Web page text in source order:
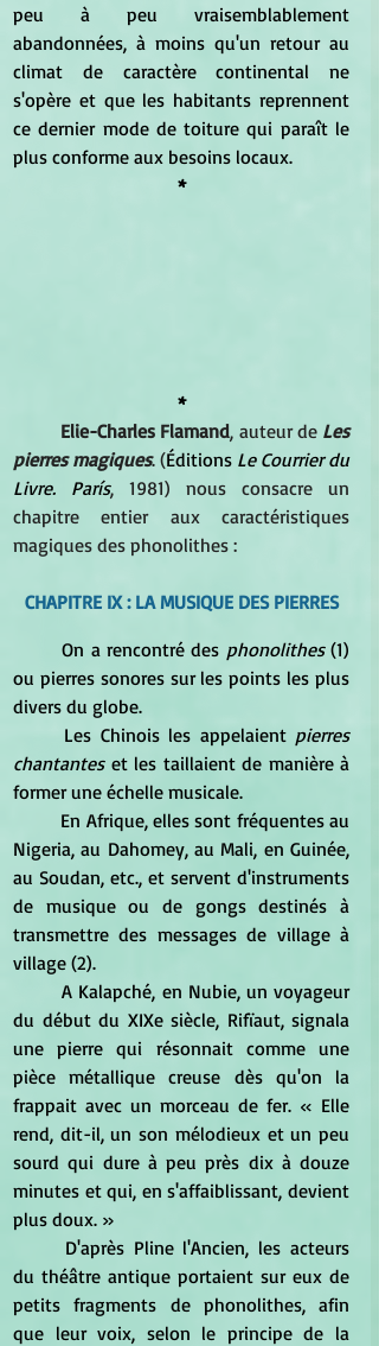
peu à peu vraisemblablement
abandonnées, à moins qu'un retour au
climat de caractère continental ne
s'opère et que les habitants reprennent
ce dernier mode de toiture qui paraît le
plus conforme aux besoins locaux.
*
*
Elie-Charles Flamand, auteur de Les
pierres magiques. (Éditions Le Courrier du
Livre. París, 1981) nous consacre un
chapitre entier aux caractéristiques
magiques des phonolithes :
CHAPITRE IX : LA MUSIQUE DES PIERRES
	On a rencontré des
phonolithes (1)
ou pierres sonores sur les points les plus
divers du globe.
	Les Chinois les appelaient
pierres
chantantes et les taillaient de manière à
former une échelle musicale.
Nigeria, au Dahomey, au Mali, en Guinée,
au Soudan, etc., et servent d'instruments
de musique ou de gongs destinés à
transmettre des messages de village à
village (2).
	A Kalapché, en Nubie, un voyageur
du début du XIXe siècle, Rifïaut, signala
une pierre qui résonnait comme une
pièce métallique creuse dès qu'on la
frappait avec un morceau de fer. « Elle
rend, dit-il, un son mélodieux et un peu
sourd qui dure à peu près dix à douze
minutes et qui, en s'affaiblissant, devient
plus doux. »
du théâtre antique portaient sur eux de
petits fragments de phonolithes, afin
que leur voix, selon le principe de la